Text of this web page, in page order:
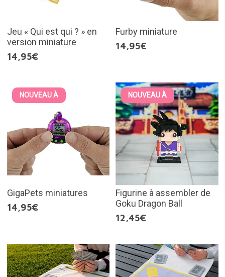
Jeu « Qui est qui ? » en
version miniature
14,95€
Furby miniature
14,95€
NOUVEAU À
GigaPets miniatures
14,95€
NOUVEAU À
Figurine à assembler de
Goku Dragon Ball
12,45€